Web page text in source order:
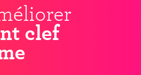
clef